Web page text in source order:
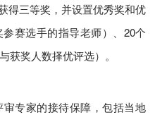
得三等奖，并设置优秀奖和优
赛选手的指导老师）、20个
获奖人数择优评选）。
专家的接待保障，包括当地